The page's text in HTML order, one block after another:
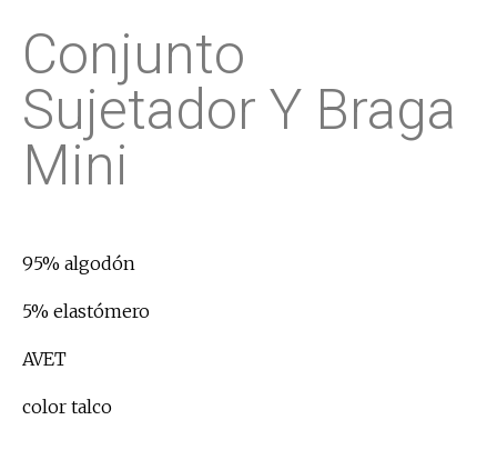
Conjunto
Sujetador Y Braga
Mini
95% algodón
5% elastómero
AVET
color talco